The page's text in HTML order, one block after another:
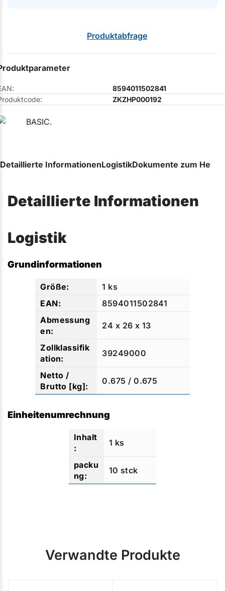
Produktabfrage
8594011502841
ZKZHP000192
Detaillierte InformationenLogistikDokumente zum
Detaillierte Informationen
Logistik
Grundinformationen
1 ks
8594011502841
24 x 26 x 13
39249000
0.675 / 0.675
Einheitenumrechnung
1 ks
10 stck
Verwandte Produkte